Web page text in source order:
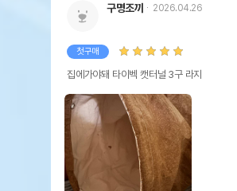
구명조끼 2026.04.26
첫구매
집에가야돼 타이벡 캣터널 3구 라지